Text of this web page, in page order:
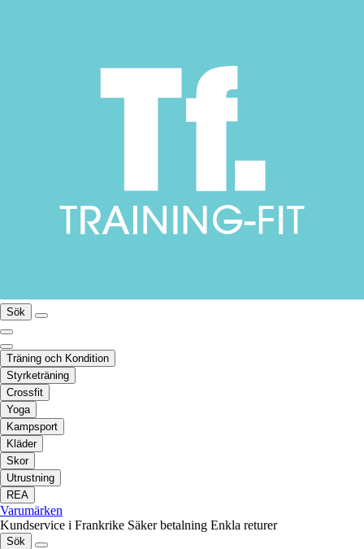
Sök
Träning och Kondition
Styrketräning
Crossfit
Yoga
Kampsport
Kläder
Skor
Utrustning
REA
Varumärken
Kundservice i Frankrike Säker betalning Enkla returer
Sök